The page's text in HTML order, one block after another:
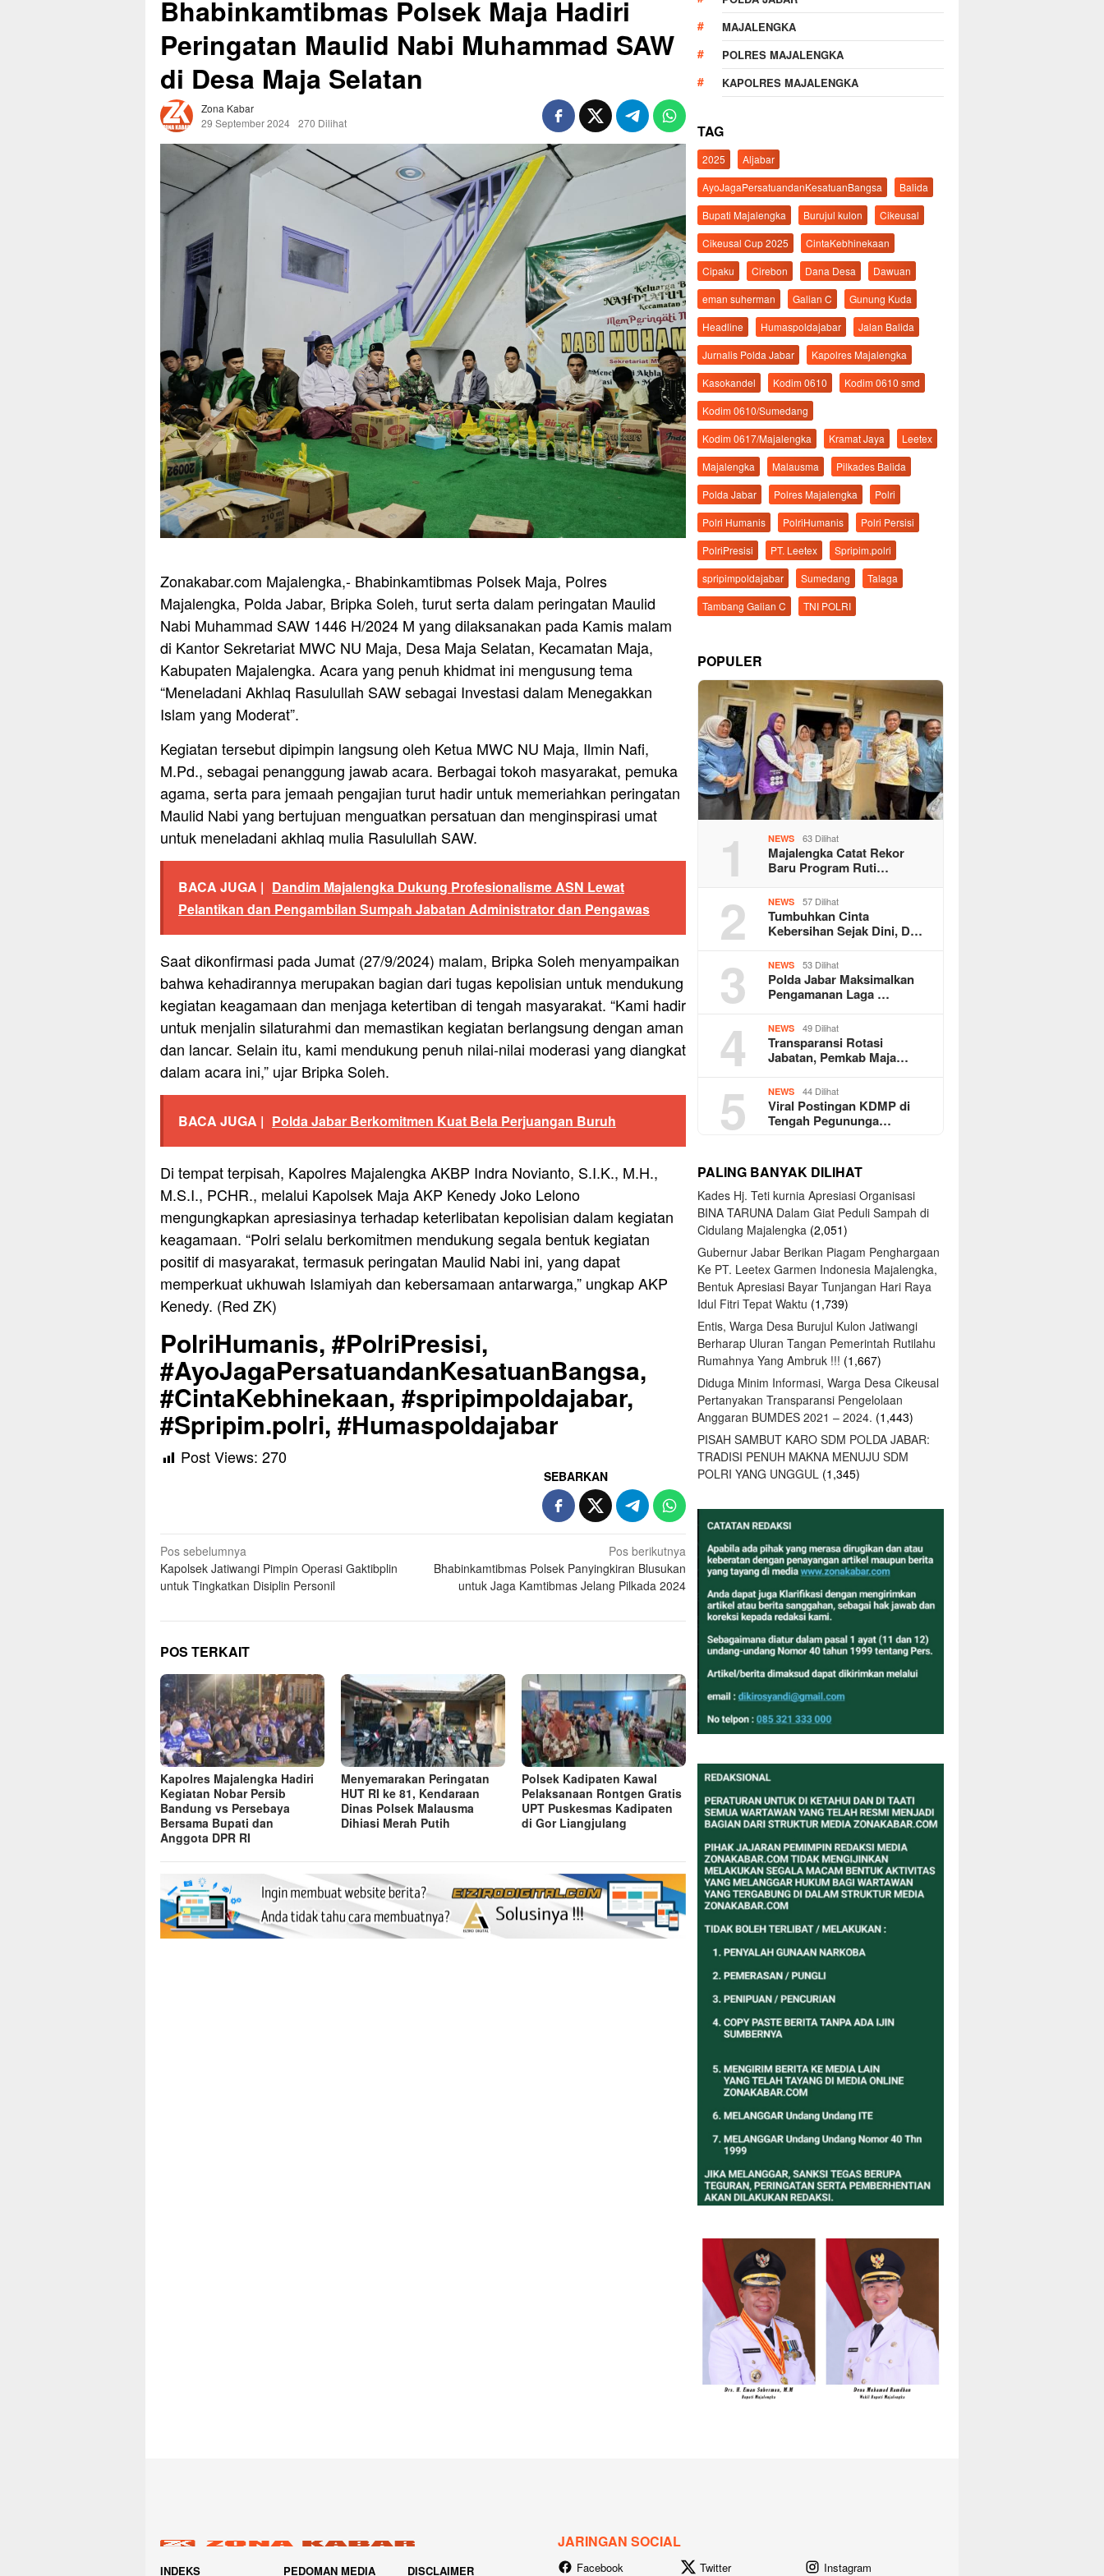
Bhabinkamtibmas Polsek Maja Hadiri
Peringatan Maulid Nabi Muhammad SAW
di Desa Maja Selatan
Zona Kabar
29 September 2024 270 Dilihat
Zonakabar.com Majalengka,- Bhabinkamtibmas Polsek Maja, Polres
Majalengka, Polda Jabar, Bripka Soleh, turut serta dalam peringatan Maulid
Nabi Muhammad SAW 1446 H/2024 M yang dilaksanakan pada Kamis malam
di Kantor Sekretariat MWC NU Maja, Desa Maja Selatan, Kecamatan Maja,
Kabupaten Majalengka. Acara yang penuh khidmat ini mengusung tema
“Meneladani Akhlaq Rasulullah SAW sebagai Investasi dalam Menegakkan
Islam yang Moderat”.
Kegiatan tersebut dipimpin langsung oleh Ketua MWC NU Maja, Ilmin Nafi,
M.Pd., sebagai penanggung jawab acara. Berbagai tokoh masyarakat, pemuka
agama, serta para jemaah pengajian turut hadir untuk memeriahkan peringatan
Maulid Nabi yang bertujuan menguatkan persatuan dan menginspirasi umat
untuk meneladani akhlaq mulia Rasulullah SAW.
BACA JUGA | Dandim Majalengka Dukung Profesionalisme ASN Lewat
Pelantikan dan Pengambilan Sumpah Jabatan Administrator dan Pengawas
Saat dikonfirmasi pada Jumat (27/9/2024) malam, Bripka Soleh menyampaikan
bahwa kehadirannya merupakan bagian dari tugas kepolisian untuk mendukung
kegiatan keagamaan dan menjaga ketertiban di tengah masyarakat. “Kami hadir
untuk menjalin silaturahmi dan memastikan kegiatan berlangsung dengan aman
dan lancar. Selain itu, kami mendukung penuh nilai-nilai moderasi yang diangkat
dalam acara ini,” ujar Bripka Soleh.
BACA JUGA | Polda Jabar Berkomitmen Kuat Bela Perjuangan Buruh
Di tempat terpisah, Kapolres Majalengka AKBP Indra Novianto, S.I.K., M.H.,
M.S.I., PCHR., melalui Kapolsek Maja AKP Kenedy Joko Lelono
mengungkapkan apresiasinya terhadap keterlibatan kepolisian dalam kegiatan
keagamaan. “Polri selalu berkomitmen mendukung segala bentuk kegiatan
positif di masyarakat, termasuk peringatan Maulid Nabi ini, yang dapat
memperkuat ukhuwah Islamiyah dan kebersamaan antarwarga,” ungkap AKP
Kenedy. (Red ZK)
PolriHumanis, #PolriPresisi,
#AyoJagaPersatuandanKesatuanBangsa,
#CintaKebhinekaan, #spripimpoldajabar,
#Spripim.polri, #Humaspoldajabar
Post Views: 270
SEBARKAN
Navigasi
pos
Pos sebelumnya
Kapolsek Jatiwangi Pimpin Operasi Gaktibplin
untuk Tingkatkan Disiplin Personil
Pos berikutnya
Bhabinkamtibmas Polsek Panyingkiran Blusukan
untuk Jaga Kamtibmas Jelang Pilkada 2024
POS TERKAIT
Kapolres Majalengka Hadiri
Kegiatan Nobar Persib
Bandung vs Persebaya
Bersama Bupati dan
Anggota DPR RI
Menyemarakan Peringatan
HUT RI ke 81, Kendaraan
Dinas Polsek Malausma
Dihiasi Merah Putih
Polsek Kadipaten Kawal
Pelaksanaan Rontgen Gratis
UPT Puskesmas Kadipaten
di Gor Liangjulang
MAJALENGKA
POLRES MAJALENGKA
KAPOLRES MAJALENGKA
TAG
2025
Aljabar
AyoJagaPersatuandanKesatuanBangsa
Balida
Bupati Majalengka
Burujul kulon
Cikeusal
Cikeusal Cup 2025
CintaKebhinekaan
Cipaku
Cirebon Dana Desa
Dawuan
eman suherman
Galian C
Gunung Kuda
Headline
Humaspoldajabar
Jalan Balida
Jurnalis Polda Jabar
Kapolres Majalengka
Kasokandel
Kodim 0610
Kodim 0610 smd
Kodim 0610/Sumedang
Kodim 0617/Majalengka
Kramat Jaya
Leetex
Majalengka
Malausma
Pilkades Balida
Polda Jabar
Polres Majalengka
Polri
Polri Humanis
PolriHumanis
Polri Persisi
PolriPresisi
PT. Leetex
Spripim.polri
spripimpoldajabar
Sumedang
Talaga
Tambang Galian C
TNI POLRI
POPULER
1 NEWS 63 Dilihat
Majalengka Catat Rekor
Baru Program Ruti…
2 NEWS 57 Dilihat
Tumbuhkan Cinta
Kebersihan Sejak Dini, D…
3 NEWS 53 Dilihat
Polda Jabar Maksimalkan
Pengamanan Laga …
4 NEWS 49 Dilihat
Transparansi Rotasi
Jabatan, Pemkab Maja…
5 NEWS 44 Dilihat
Viral Postingan KDMP di
Tengah Pegununga…
PALING BANYAK DILIHAT
Kades Hj. Teti kurnia Apresiasi Organisasi
BINA TARUNA Dalam Giat Peduli Sampah di
Cidulang Majalengka (2,051)
Gubernur Jabar Berikan Piagam Penghargaan
Ke PT. Leetex Garmen Indonesia Majalengka,
Bentuk Apresiasi Bayar Tunjangan Hari Raya
Idul Fitri Tepat Waktu (1,739)
Entis, Warga Desa Burujul Kulon Jatiwangi
Berharap Uluran Tangan Pemerintah Rutilahu
Rumahnya Yang Ambruk !!! (1,667)
Diduga Minim Informasi, Warga Desa Cikeusal
Pertanyakan Transparansi Pengelolaan
Anggaran BUMDES 2021 – 2024. (1,443)
PISAH SAMBUT KARO SDM POLDA JABAR:
TRADISI PENUH MAKNA MENUJU SDM
POLRI YANG UNGGUL (1,345)
INDEKS PEDOMAN MEDIA DISCLAIMER
JARINGAN SOCIAL
Facebook Twitter Instagram